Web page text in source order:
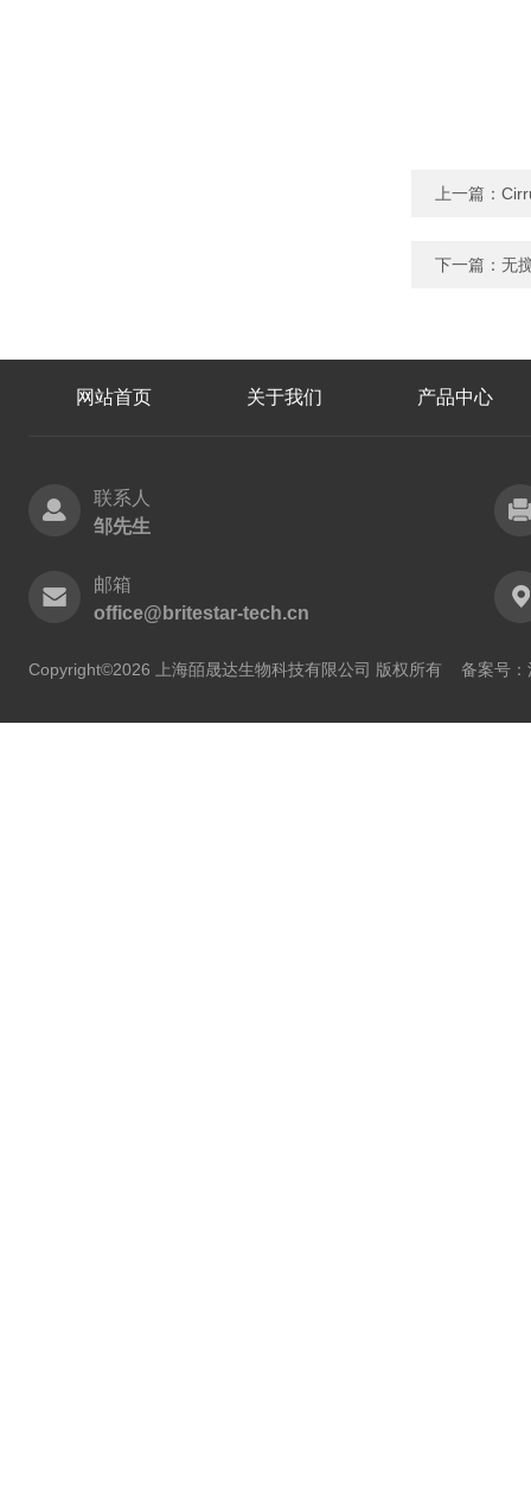
上一篇：
下一篇： 无
网站首页 关于我们 产品中心
联系人
邹先生
邮箱
office@britestar-tech.cn
Copyright©2026 上海皕晟达生物科技有限公司 版权所有 备案号